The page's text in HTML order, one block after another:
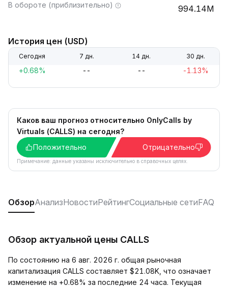
В обороте (приблизительно) 994.14M
История цен (USD)
Сегодня 7 дн. 14 дн. 30 дн.
+0.68% -- -- -1.13%
Каков ваш прогноз относительно OnlyCalls by
Virtuals (CALLS) на сегодня?
Положительно
Отрицательно
Примечание: данные указаны исключительно в справочных целях.
ОбзорАнализНовостиРейтингСоциальные сетиFAQ
Обзор актуальной цены CALLS
По состоянию на 6 авг. 2026 г. общая рыночная
капитализация CALLS составляет $21.08K, что означает
изменение на +0.68% за последние 24 часа. Текущая